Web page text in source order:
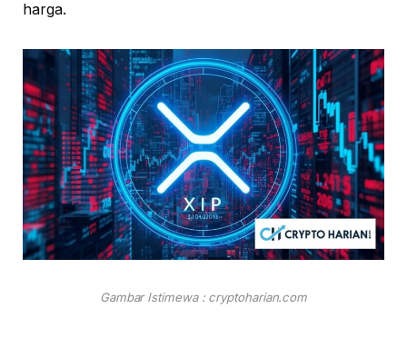
harga.
Gambar Istimewa : cryptoharian.com